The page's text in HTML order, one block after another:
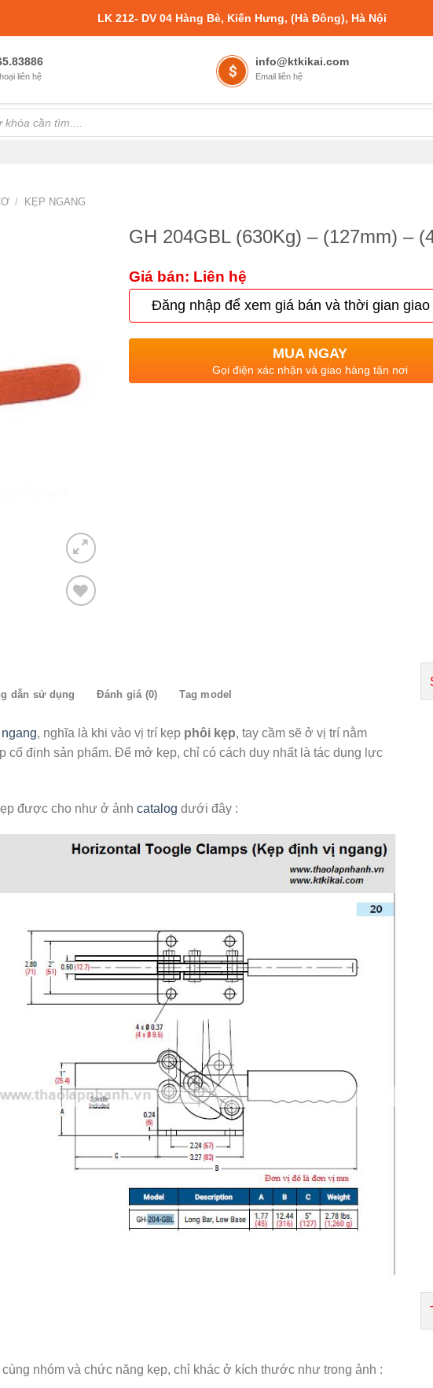
LK 212- DV 04 Hàng Bè, Kiến Hưng, (Hà Đông), Hà Nội
liên hệ
info@ktkikai.com
Email liên hệ
/ KẸP NGANG
GH 204GBL (630Kg) – (127mm) –
Giá bán: Liên hệ
Đăng nhập để xem giá bán và thời gian giao
MUA NGAY
Gọi điện xác nhận và giao hàng tận nơi
dẫn sử dụng Đánh giá (0) Tag model
, nghĩa là khi vào vị trí kẹp phôi kẹp, tay cầm sẽ ở vị trí nằm
cố định sản phẩm. Để mở kẹp, chỉ có cách duy nhất là tác dụng lực
được cho như ở ảnh catalog dưới đây :
cùng nhóm và chức năng kẹp, chỉ khác ở kích thước như trong ảnh :